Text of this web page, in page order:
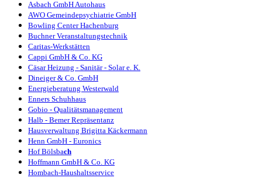
Asbach GmbH Autohaus
AWO Gemeindepsychiatrie GmbH
Bowling Center Hachenburg
BuchnerVeranstaltungstechnik
Caritas-Werkstätten
Cappi GmbH & Co. KG
Cäsar Heizung - Sanitär - Solar e. K.
Dineiger & Co. GmbH
Energieberatung Westerwald
Enners Schuhhaus
Gobio - Qualitätsmanagement
Halb - Bemer Repräsentanz
Hausverwaltung Brigitta Käckermann
Henn GmbH - Euronics
Hof Bölsbach
Hoffmann GmbH & Co. KG
Hombach-Haushaltsservice